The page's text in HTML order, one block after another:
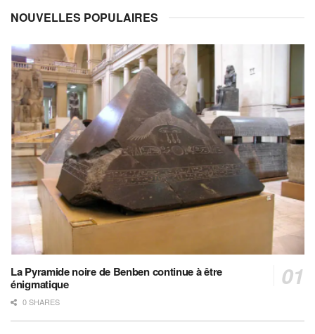
NOUVELLES POPULAIRES
La Pyramide noire de Benben continue à être
énigmatique
0 SHARES